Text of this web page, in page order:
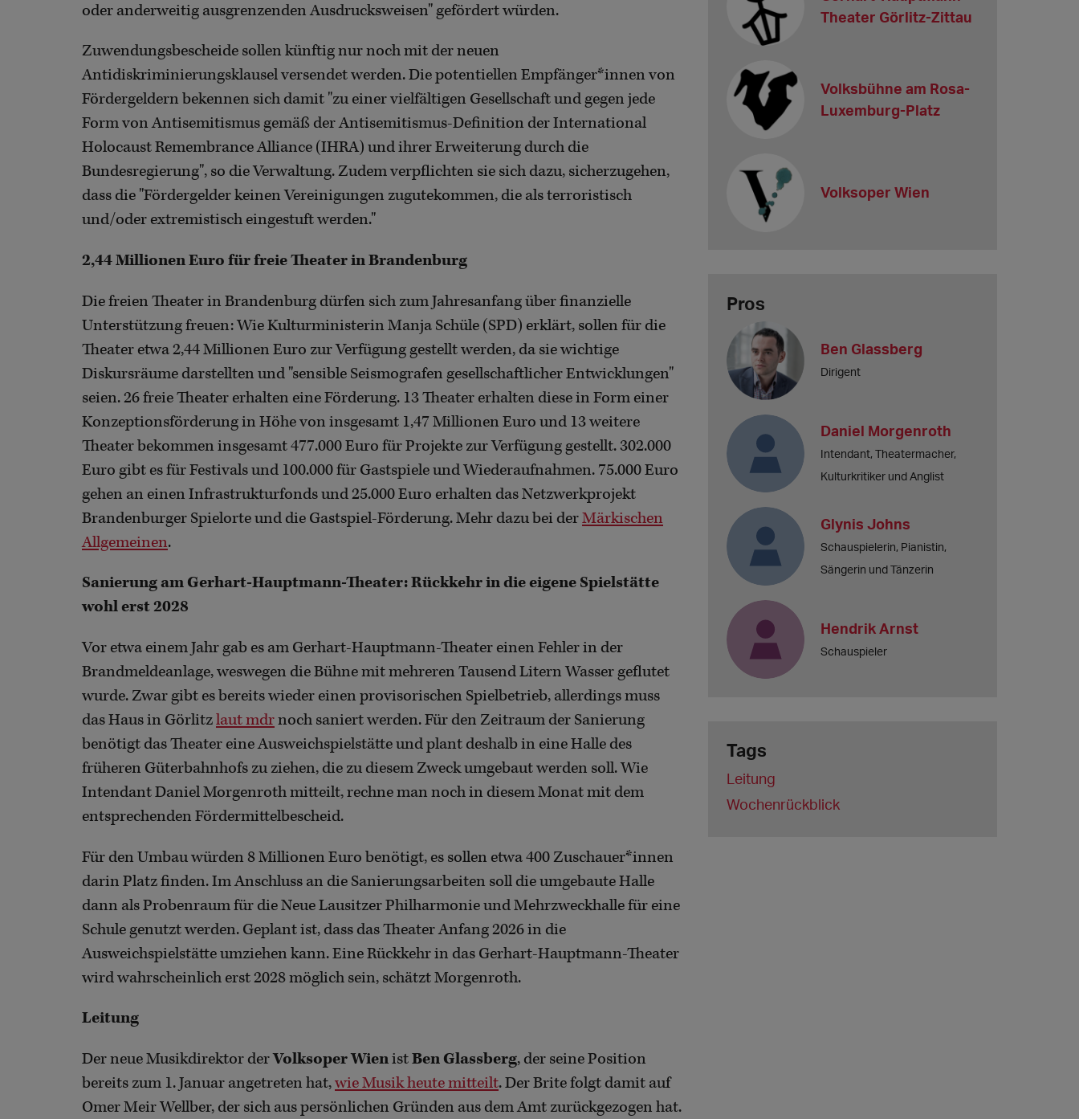
oder anderweitig ausgrenzenden Ausdrucksweisen" gefördert würden.
Zuwendungsbescheide sollen künftig nur noch mit der neuen
Antidiskriminierungsklausel versendet werden. Die potentiellen Empfänger*innen von
Fördergeldern bekennen sich damit "zu einer vielfältigen Gesellschaft und gegen jede
Form von Antisemitismus gemäß der Antisemitismus-Definition der International
Holocaust Remembrance Alliance (IHRA) und ihrer Erweiterung durch die
Bundesregierung", so die Verwaltung. Zudem verpflichten sie sich dazu, sicherzugehen,
dass die "Fördergelder keinen Vereinigungen zugutekommen, die als terroristisch
und/oder extremistisch eingestuft werden."
2,44 Millionen Euro für freie Theater in Brandenburg
Die freien Theater in Brandenburg dürfen sich zum Jahresanfang über finanzielle
Unterstützung freuen: Wie Kulturministerin Manja Schüle (SPD) erklärt, sollen für die
Theater etwa 2,44 Millionen Euro zur Verfügung gestellt werden, da sie wichtige
Diskursräume darstellten und "sensible Seismografen gesellschaftlicher Entwicklungen"
seien. 26 freie Theater erhalten eine Förderung. 13 Theater erhalten diese in Form einer
Konzeptionsförderung in Höhe von insgesamt 1,47 Millionen Euro und 13 weitere
Theater bekommen insgesamt 477.000 Euro für Projekte zur Verfügung gestellt. 302.000
Euro gibt es für Festivals und 100.000 für Gastspiele und Wiederaufnahmen. 75.000 Euro
gehen an einen Infrastrukturfonds und 25.000 Euro erhalten das Netzwerkprojekt
Brandenburger Spielorte und die Gastspiel-Förderung. Mehr dazu bei derMärkischen
Allgemeinen.
Sanierung am Gerhart-Hauptmann-Theater: Rückkehr in die eigene Spielstätte
wohl erst 2028
Vor etwa einem Jahr gab es am Gerhart-Hauptmann-Theater einen Fehler in der
Brandmeldeanlage, weswegen die Bühne mit mehreren Tausend Litern Wasser geflutet
wurde. Zwar gibt es bereits wieder einen provisorischen Spielbetrieb, allerdings muss
das Haus in Görlitzlaut mdrnoch saniert werden. Für den Zeitraum der Sanierung
benötigt das Theater eine Ausweichspielstätte und plant deshalb in eine Halle des
früheren Güterbahnhofs zu ziehen, die zu diesem Zweck umgebaut werden soll. Wie
Intendant Daniel Morgenroth mitteilt, rechne man noch in diesem Monat mit dem
entsprechenden Fördermittelbescheid.
Für den Umbau würden 8 Millionen Euro benötigt, es sollen etwa 400 Zuschauer*innen
darin Platz finden. Im Anschluss an die Sanierungsarbeiten soll die umgebaute Halle
dann als Probenraum für die Neue Lausitzer Philharmonie und Mehrzweckhalle für eine
Schule genutzt werden. Geplant ist, dass das Theater Anfang 2026 in die
Ausweichspielstätte umziehen kann. Eine Rückkehr in das Gerhart-Hauptmann-Theater
wird wahrscheinlich erst 2028 möglich sein, schätzt Morgenroth.
Leitung
Der neue Musikdirektor derVolksoper WienistBen Glassberg, der seine Position
bereits zum 1. Januar angetreten hat,wie Musik heute mitteilt. Der Brite folgt damit auf
Omer Meir Wellber, der sich aus persönlichen Gründen aus dem Amt zurückgezogen hat.
Theater Görlitz-Zittau
Volksbühne am Rosa-
Luxemburg-Platz
Volksoper Wien
Pros
Ben Glassberg
Dirigent
Daniel Morgenroth
Intendant, Theatermacher,
Kulturkritiker und Anglist
Glynis Johns
Schauspielerin, Pianistin,
Sängerin und Tänzerin
Hendrik Arnst
Schauspieler
Tags
Leitung
Wochenrückblick